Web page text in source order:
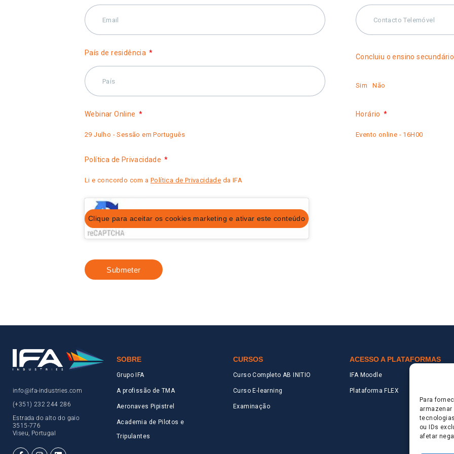
Para
ou IDs
afetar
País de residência Concluiu o ensino
Sim Não
Webinar Online
29 Julho - Sessão em Português
Horário
Evento online - 16H00
Política de Privacidade
Li e concordo com aPolítica de Privacidade da IFA
Clique para aceitar os cookies marketing e ativar este conteúdo
Submeter
info@ifa-industries.com
(+351) 232 244 286
Estrada do alto do gaio
3515-776
Viseu, Portugal
SOBRE
Grupo IFA
A profissão de TMA
Aeronaves Pipistrel
Academia de Pilotos e
Tripulantes
CURSOS
Curso Completo AB INITIO
Curso E-learning
Examinação
ACESSO A PLATAFORMAS
IFA Moodle
Plataforma FLEX